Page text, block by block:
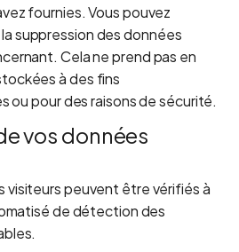
fournies. Vous pouvez
suppression des données
Cela ne prend pas en
à des fins
ou pour des raisons de sécurité.
vos données
visiteurs peuvent être vérifiés à
de détection des